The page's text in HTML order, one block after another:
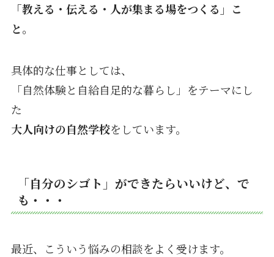
「教える・伝える・人が集まる場をつくる」こ
と。
具体的な仕事としては、
「自然体験と自給自足的な暮らし」をテーマにし
た
大人向けの自然学校をしています。
「自分のシゴト」ができたらいいけど、 で
も・・・
最近、こういう悩みの相談をよく受けます。